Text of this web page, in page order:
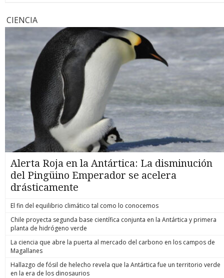
CIENCIA
Alerta Roja en la Antártica: La disminución
del Pingüino Emperador se acelera
drásticamente
El fin del equilibrio climático tal como lo conocemos
Chile proyecta segunda base científica conjunta en la Antártica y primera
planta de hidrógeno verde
La ciencia que abre la puerta al mercado del carbono en los campos de
Magallanes
Hallazgo de fósil de helecho revela que la Antártica fue un territorio verde
en la era de los dinosaurios